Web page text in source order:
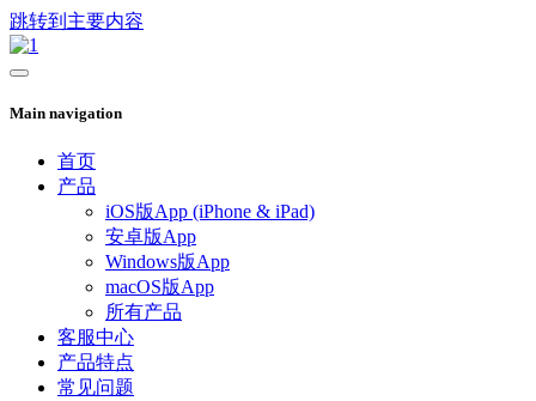
跳转到主要内容
Main navigation
首页
产品
iOS版App (iPhone & iPad)
安卓版App
Windows版App
macOS版App
所有产品
客服中心
产品特点
常见问题